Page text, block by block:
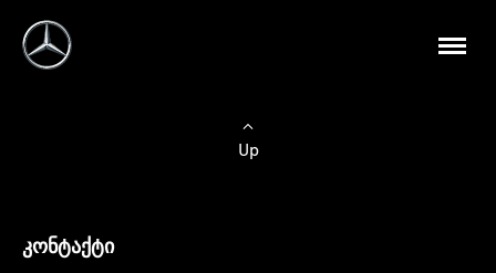
Up
კონტაქტი